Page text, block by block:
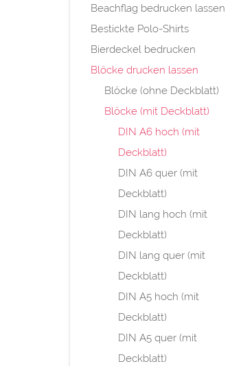
Beachflag bedrucken lassen
Bestickte Polo-Shirts
Bierdeckel bedrucken
Blöcke drucken lassen
Blöcke (ohne Deckblatt)
Blöcke (mit Deckblatt)
DIN A6 hoch (mit
Deckblatt)
DIN A6 quer (mit
Deckblatt)
DIN lang hoch (mit
Deckblatt)
DIN lang quer (mit
Deckblatt)
DIN A5 hoch (mit
Deckblatt)
DIN A5 quer (mit
Deckblatt)